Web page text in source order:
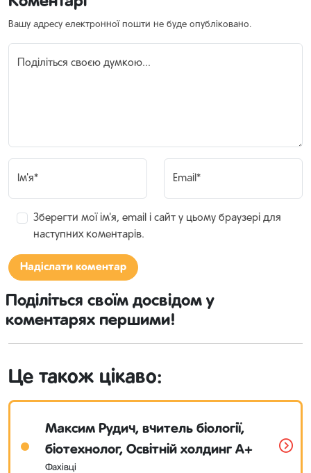
Вашу адресу електронної пошти не буде опубліковано.
Поділіться своєю думкою...
Ім'я* Email*
Зберегти мої ім'я, email і сайт у цьому браузері для
наступних коментарів.
Поділіться своїм досвідом у
коментарях першими!
Це також цікаво:
Максим Рудич, вчитель біології,
біотехнолог, Освітній холдинг A+
Фахівці